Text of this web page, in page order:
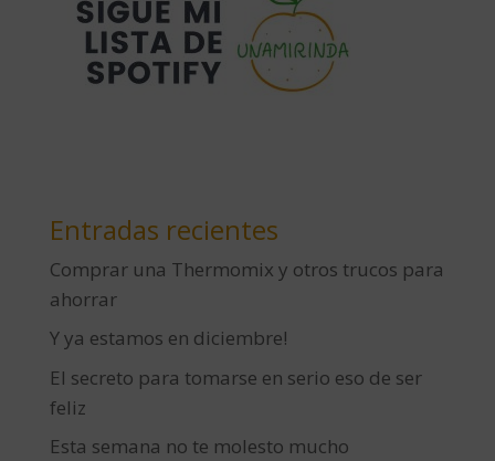
Entradas recientes
Comprar una Thermomix y otros trucos para
ahorrar
Y ya estamos en diciembre!
El secreto para tomarse en serio eso de ser
feliz
Esta semana no te molesto mucho